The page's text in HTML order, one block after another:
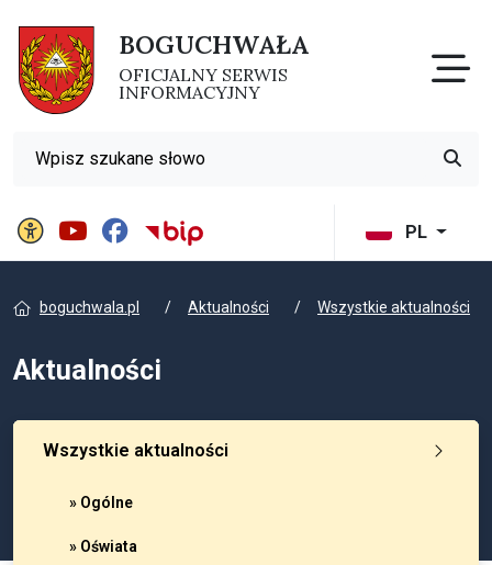
BOGUCHWAŁA
OFICJALNY SERWIS
INFORMACYJNY
PL
Panel ustawień witrynyBIP Gminy Boguchwała
Wyszukiwarka
boguchwala.pl Aktualności Wszystkie aktualności
Aktualności
Wszystkie aktualności
» Ogólne
» Oświata